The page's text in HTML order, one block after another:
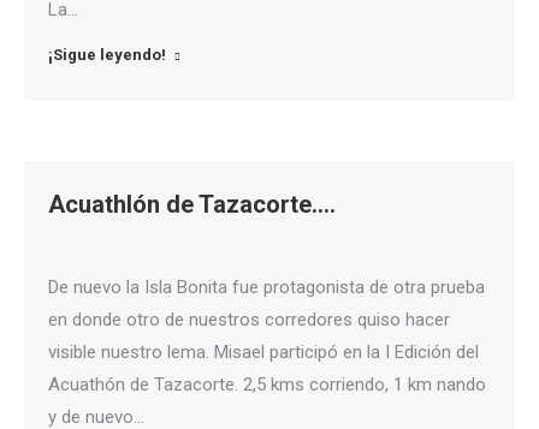
La…
¡Sigue leyendo!
Acuathlón de Tazacorte….
De nuevo la Isla Bonita fue protagonista de otra prueba
en donde otro de nuestros corredores quiso hacer
visible nuestro lema. Misael participó en la I Edición del
Acuathón de Tazacorte. 2,5 kms corriendo, 1 km nando
y de nuevo…